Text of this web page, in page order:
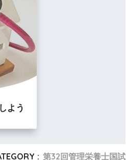
よう
: 第32回管理栄養士国試